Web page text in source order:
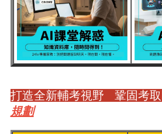
打造全新輔考視野 鞏固考取
規劃